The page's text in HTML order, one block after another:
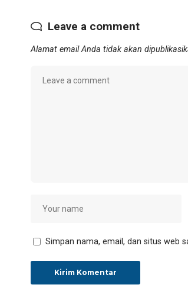
Leave a comment
Alamat email Anda tidak akan
Simpan nama, email, dan situs web